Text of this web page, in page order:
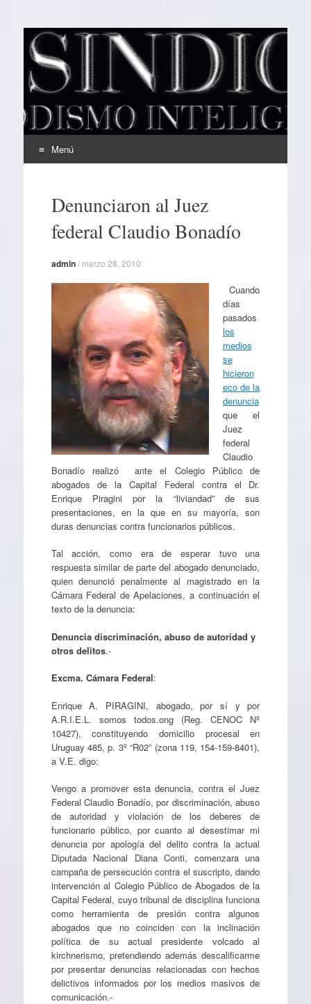
EL SINDICAL
Periodismo Inteligente
Menú
contenidoDenunciaron al Juez
federal Claudio Bonadío
admin/ marzo 28, 2010
Cuando
días
pasados
los
medios
se
hicieron
eco de la
denuncia
que el
Juez
federal
Claudio
Bonadío realizó ante el Colegio Público de
abogados de la Capital Federal contra el Dr.
Enrique Piragini por la “liviandad” de sus
presentaciones, en la que en su mayoría, son
duras denuncias contra funcionarios públicos.
Tal acción, como era de esperar tuvo una
respuesta similar de parte del abogado denunciado,
quien denunció penalmente al magistrado en la
Cámara Federal de Apelaciones, a continuación el
texto de la denuncia:
Denuncia discriminación, abuso de autoridad y
otros delitos.-
Excma. Cámara Federal:
Enrique A. PIRAGINI, abogado, por sí y por
A.R.I.E.L. somos todos.ong (Reg. CENOC Nº
10427), constituyendo domicilio procesal en
Uruguay 485, p. 3º “R02” (zona 119, 154-159-8401),
a V.E. digo:
Vengo a promover esta denuncia, contra el Juez
Federal Claudio Bonadío, por discriminación, abuso
de autoridad y violación de los deberes de
funcionario público, por cuanto al desestimar mi
denuncia por apología del delito contra la actual
Diputada Nacional Diana Conti, comenzara una
campaña de persecución contra el suscripto, dando
intervención al Colegio Público de Abogados de la
Capital Federal, cuyo tribunal de disciplina funciona
como herramienta de presión contra algunos
abogados que no coinciden con la inclinación
política de su actual presidente volcado al
kirchnerismo, pretendiendo además descalificarme
por presentar denuncias relacionadas con hechos
delictivos informados por los medios masivos de
comunicación.-